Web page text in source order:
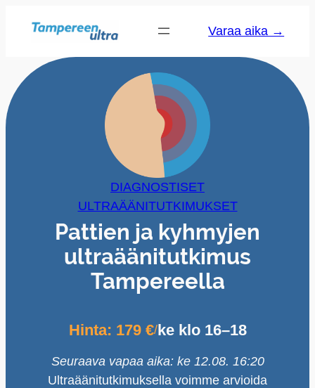
Varaa aika →
DIAGNOSTISET
ULTRAÄÄNITUTKIMUKSET
Pattien ja kyhmyjen
ultraäänitutkimus
Tampereella
Hinta: 179 €/ke klo 16–18
Seuraava vapaa aika: ke 12.08. 16:20
Ultraäänitutkimuksella voimme arvioida